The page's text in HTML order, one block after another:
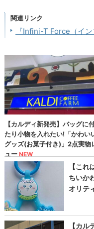
関連リンク
『Infini-T Force（イ